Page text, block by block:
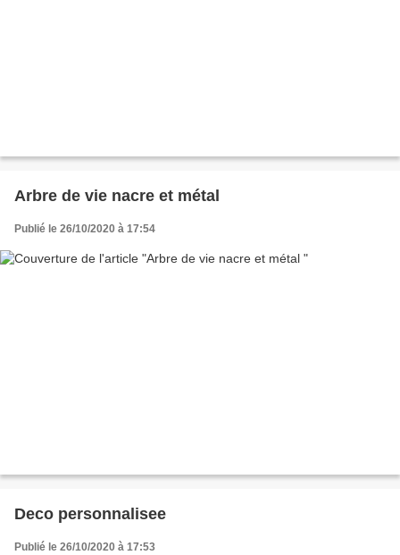
Arbre de vie nacre et métal
Publié le 26/10/2020 à 17:54
Deco personnalisee
Publié le 26/10/2020 à 17:53